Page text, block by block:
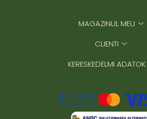
MAGAZINUL MEU
CLIENTI
KERESKEDELMI ADATOK